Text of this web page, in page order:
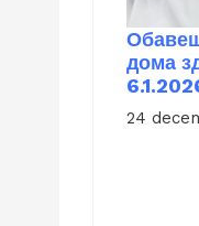
дома
24